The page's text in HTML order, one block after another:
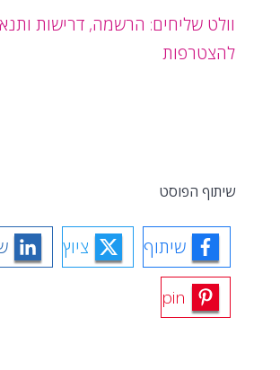
וולט שליחים: הרשמה, דרישות
להצטרפות
שיתוף הפוסט
שיתוף ציוץ
pin